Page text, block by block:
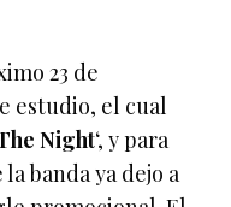
23 de
estudio, el cual
Night‘, y para
banda ya dejo a